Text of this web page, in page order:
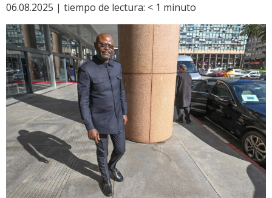
06.08.2025 | tiempo de lectura: < 1 minuto